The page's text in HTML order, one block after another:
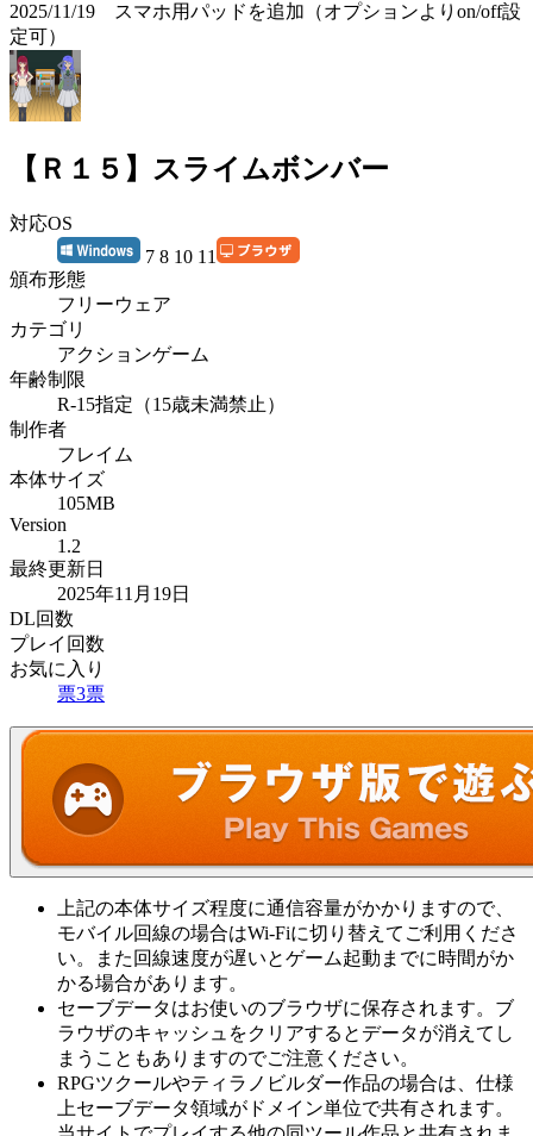
2025/11/19 スマホ用パッドを追加（オプションよりon/off設
定可）
【Ｒ１５】スライムボンバー
対応OS
7 8 10 11
頒布形態
フリーウェア
カテゴリ
アクションゲーム
年齢制限
R-15指定（15歳未満禁止）
制作者
フレイム
本体サイズ
105MB
Version
1.2
最終更新日
2025年11月19日
DL回数
プレイ回数
お気に入り
票3票
上記の本体サイズ程度に通信容量がかかりますので、
モバイル回線の場合はWi-Fiに切り替えてご利用くださ
い。また回線速度が遅いとゲーム起動までに時間がか
かる場合があります。
セーブデータはお使いのブラウザに保存されます。ブ
ラウザのキャッシュをクリアするとデータが消えてし
まうこともありますのでご注意ください。
RPGツクールやティラノビルダー作品の場合は、仕様
上セーブデータ領域がドメイン単位で共有されます。